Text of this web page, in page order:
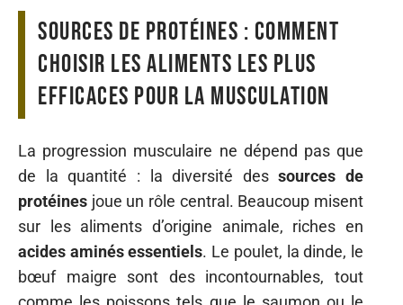
Sources de protéines : comment
choisir les aliments les plus
efficaces pour la musculation
La progression musculaire ne dépend pas que
de la quantité : la diversité dessources de
protéines joue un rôle central. Beaucoup misent
sur les aliments d’origine animale, riches en
acides aminés essentiels. Le poulet, la dinde, le
bœuf maigre sont des incontournables, tout